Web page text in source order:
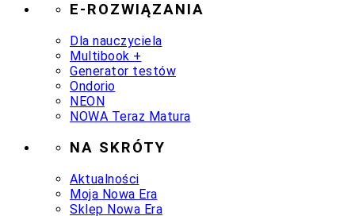
E-ROZWIĄZANIA
Dla nauczyciela
Multibook +
Generator testów
Ondorio
NEON
NOWA Teraz Matura
NA SKRÓTY
Aktualności
Moja Nowa Era
Sklep Nowa Era